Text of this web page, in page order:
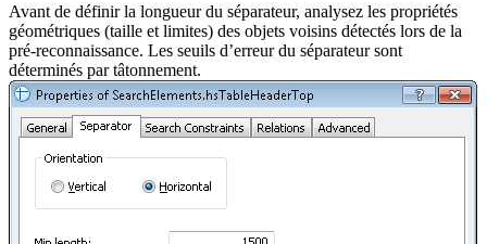
Avant de définir la longueur du séparateur, analysez les propriétés
géométriques (taille et limites) des objets voisins détectés lors de la
pré-reconnaissance. Les seuils d’erreur du séparateur sont
déterminés par tâtonnement.